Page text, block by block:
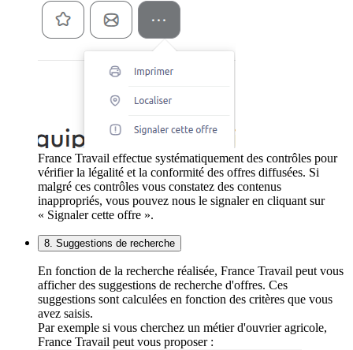
France Travail effectue systématiquement des contrôles pour
vérifier la légalité et la conformité des offres diffusées. Si
malgré ces contrôles vous constatez des contenus
inappropriés, vous pouvez nous le signaler en cliquant sur
« Signaler cette offre ».
8. Suggestions de recherche
En fonction de la recherche réalisée, France Travail peut vous
afficher des suggestions de recherche d'offres. Ces
suggestions sont calculées en fonction des critères que vous
avez saisis.
Par exemple si vous cherchez un métier d'ouvrier agricole,
France Travail peut vous proposer :